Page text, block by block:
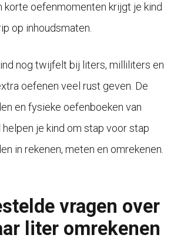
korte oefenmomenten krijgt je kind
op inhoudsmaten.
nog twijfelt bij liters, milliliters en
oefenen veel rust geven. De
en fysieke oefenboeken van
je kind om stap voor stap
in rekenen, meten en omrekenen.
vragen over
liter omrekenen